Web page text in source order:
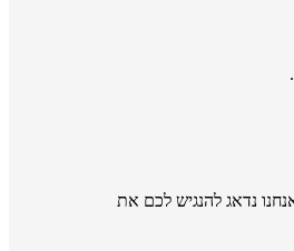
בחברה ואנחנו נדאג להנגיש לכם את